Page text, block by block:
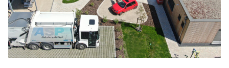
Themen
Erdgeschichte